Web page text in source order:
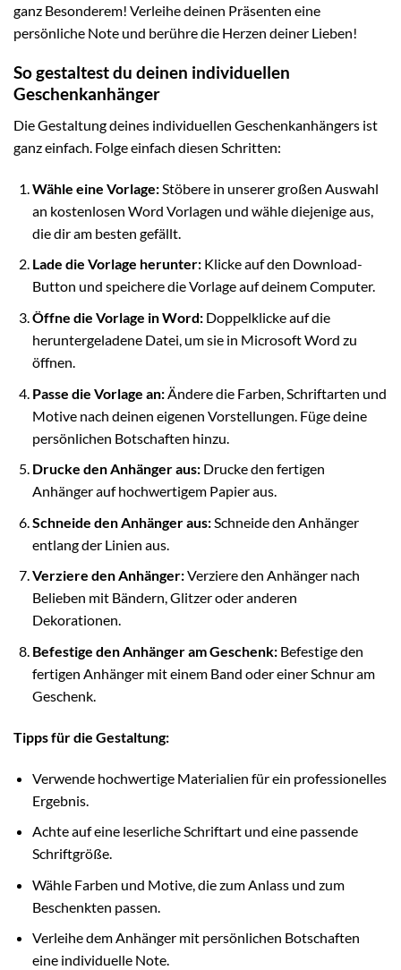
ganz Besonderem! Verleihe deinen Präsenten eine
persönliche Note und berühre die Herzen deiner Lieben!
So gestaltest du deinen individuellen
Geschenkanhänger
Die Gestaltung deines individuellen Geschenkanhängers ist
ganz einfach. Folge einfach diesen Schritten:
Wähle eine Vorlage:Stöbere in unserer großen Auswahl
an kostenlosen Word Vorlagen und wähle diejenige aus,
die dir am besten gefällt.
Lade die Vorlage herunter:Klicke auf den Download-
Button und speichere die Vorlage auf deinem Computer.
Öffne die Vorlage in Word:Doppelklicke auf die
heruntergeladene Datei, um sie in Microsoft Word zu
öffnen.
Passe die Vorlage an:Ändere die Farben, Schriftarten und
Motive nach deinen eigenen Vorstellungen. Füge deine
persönlichen Botschaften hinzu.
Drucke den Anhänger aus:Drucke den fertigen
Anhänger auf hochwertigem Papier aus.
Schneide den Anhänger aus:Schneide den Anhänger
entlang der Linien aus.
Verziere den Anhänger:Verziere den Anhänger nach
Belieben mit Bändern, Glitzer oder anderen
Dekorationen.
Befestige den Anhänger am Geschenk:Befestige den
fertigen Anhänger mit einem Band oder einer Schnur am
Geschenk.
Tipps für die Gestaltung:
Verwende hochwertige Materialien für ein professionelles
Ergebnis.
Achte auf eine leserliche Schriftart und eine passende
Schriftgröße.
Wähle Farben und Motive, die zum Anlass und zum
Beschenkten passen.
Verleihe dem Anhänger mit persönlichen Botschaften
eine individuelle Note.